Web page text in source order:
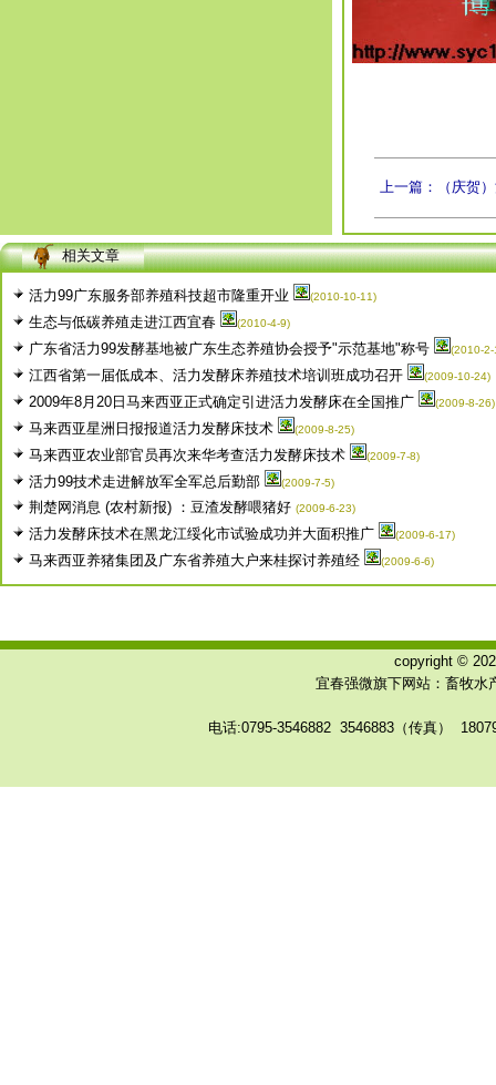
上一篇：（庆贺
相关文章
活力99广东服务部养殖科技超市隆重开业 (2010-10-11)
生态与低碳养殖走进江西宜春 (2010-4-9)
广东省活力99发酵基地被广东生态养殖协会授予"示范基地"称号 (2010-2-
江西省第一届低成本、活力发酵床养殖技术培训班成功召开 (2009-10-24)
2009年8月20日马来西亚正式确定引进活力发酵床在全国推广 (2009-8-26)
马来西亚星洲日报报道活力发酵床技术 (2009-8-25)
马来西亚农业部官员再次来华考查活力发酵床技术 (2009-7-8)
活力99技术走进解放军全军总后勤部 (2009-7-5)
荆楚网消息 (农村新报) ：豆渣发酵喂猪好 (2009-6-23)
活力发酵床技术在黑龙江绥化市试验成功并大面积推广 (2009-6-17)
马来西亚养猪集团及广东省养殖大户来桂探讨养殖经 (2009-6-6)
copyright ©
宜春强微旗下网站：畜牧水
电话:0795-3546882 3546883（传真）